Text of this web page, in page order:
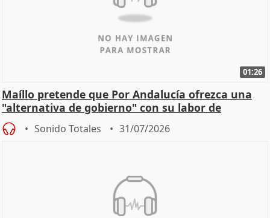
01:26
Maíllo pretende que Por Andalucía ofrezca una
"alternativa de gobierno" con su labor de
oposición
Sonido Totales 31/07/2026